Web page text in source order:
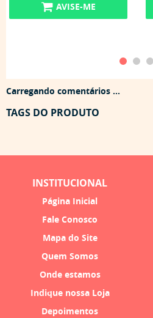
AVISE-ME
Carregando comentários ...
TAGS DO PRODUTO
INSTITUCIONAL
Página Inicial
Fale Conosco
Mapa do Site
Quem Somos
Onde estamos
Indique nossa Loja
Depoimentos